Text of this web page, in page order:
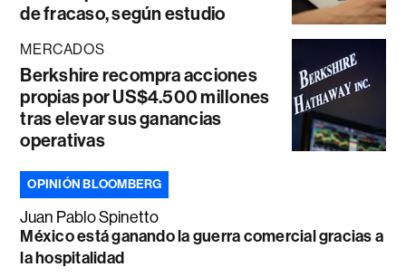
de fracaso, según estudio
MERCADOS
Berkshire recompra acciones
propias por US$4.500 millones
tras elevar sus ganancias
operativas
OPINIÓN BLOOMBERG
Juan Pablo Spinetto
México está ganando la guerra comercial gracias a
la hospitalidad